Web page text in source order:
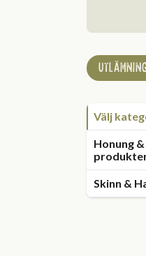
UTLÄMNING
Välj
Honung
Skinn &